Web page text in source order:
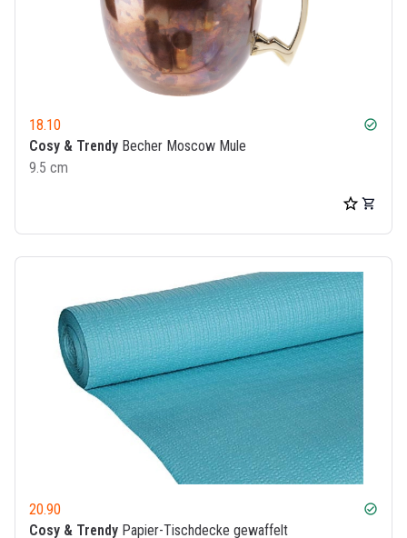
18.10 check_circle
Cosy & Trendy Becher Moscow Mule
9.5 cm
20.90 check_circle
Cosy & Trendy Papier-Tischdecke gewaffelt